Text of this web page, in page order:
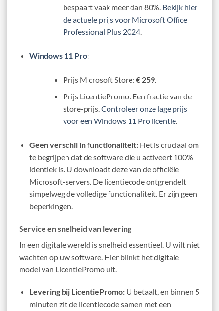
bespaart vaak meer dan 80%. Bekijk hier
de actuele prijs voor Microsoft Office
Professional Plus 2024.
Windows 11 Pro:
Prijs Microsoft Store: € 259.
Prijs LicentiePromo: Een fractie van de
store-prijs.Controleer onze lage prijs
voor een Windows 11 Pro licentie.
Geen verschil in functionaliteit:Het is cruciaal om
te begrijpen dat de software die u activeert 100%
identiek is. U downloadt deze van de officiële
Microsoft-servers. De licentiecode ontgrendelt
simpelweg de volledige functionaliteit. Er zijn geen
beperkingen.
Service en snelheid van levering
In een digitale wereld is snelheid essentieel. U wilt niet
wachten op uw software. Hier blinkt het digitale
model van LicentiePromo uit.
Levering bij LicentiePromo:U betaalt, en binnen 5
minuten zit de licentiecode samen met een